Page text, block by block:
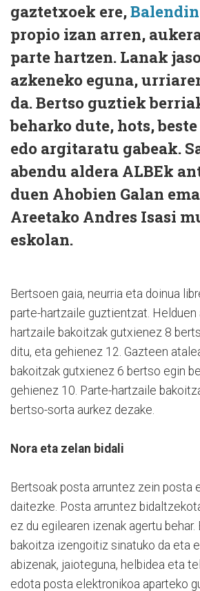
gaztetxoek ere,
propio izan arren,
parte hartzen. Lanak
azkeneko eguna,
da. Bertso guztiek
beharko dute, hots,
edo argitaratu gabeak.
abendu aldera ALBEk
duen Ahobien Galan
Areetako Andres Isasi
eskolan.
Bertsoen gaia, neurria eta doinua
parte-hartzaile guztientzat. Helduen
hartzaile bakoitzak gutxienez 8
ditu, eta gehienez 12. Gazteen
bakoitzak gutxienez 6 bertso egin
gehienez 10. Parte-hartzaile
bertso-sorta aurkez dezake.
Nora eta zelan bidali
Bertsoak posta arruntez zein posta
daitezke. Posta arruntez
ez du egilearen izenak agertu
bakoitza izengoitiz sinatuko da eta
abizenak, jaioteguna, helbidea eta
edota posta elektronikoa aparteko